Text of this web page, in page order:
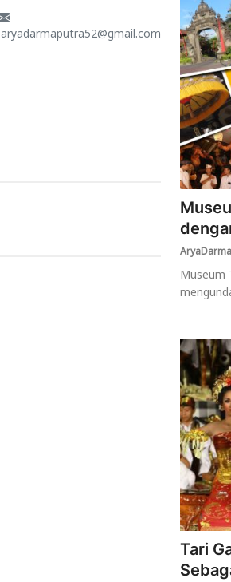
aryadarmaputra52@gmail.com
AryaDarma
Museum
Tari